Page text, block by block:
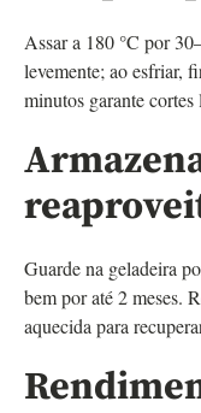
Assar a 180 °C por
levemente; ao esfriar,
minutos garante cortes
Guarde na geladeira
bem por até 2 meses.
aquecida para